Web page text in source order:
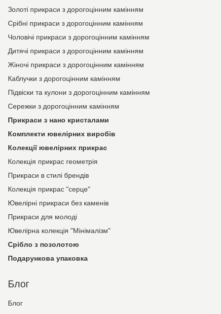
Золоті прикраси з дорогоцінним камінням
Срібні прикраси з дорогоцінним камінням
Чоловічі прикраси з дорогоцінним камінням
Дитячі прикраси з дорогоцінним камінням
Жіночі прикраси з дорогоцінним камінням
Каблучки з дорогоцінним камінням
Підвіски та кулони з дорогоцінним камінням
Сережки з дорогоцінним камінням
Прикраси з нано кристалами
Комплекти ювелірних виробів
Колекції ювелірних прикрас
Колекція прикрас геометрія
Прикраси в стилі брендів
Колекція прикрас "серце"
Ювелірні прикраси без каменів
Прикраси для молоді
Ювелірна колекція "Мінімалізм"
Срібло з позолотою
Подарункова упаковка
Блог
Блог